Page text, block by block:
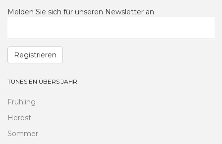
Melden Sie sich für unseren Newsletter an
Registrieren
TUNESIEN ÜBERS JAHR
Frühling
Herbst
Sommer